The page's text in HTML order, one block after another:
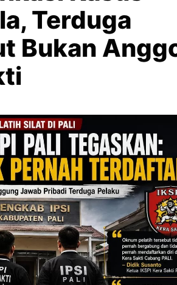
Terduga
Bukan